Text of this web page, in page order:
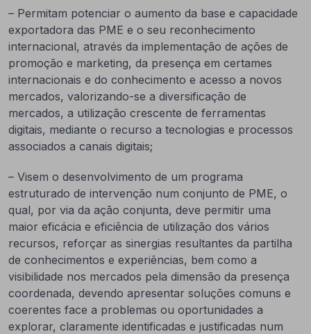
– Permitam potenciar o aumento da base e capacidade
exportadora das PME e o seu reconhecimento
internacional, através da implementação de ações de
promoção e marketing, da presença em certames
internacionais e do conhecimento e acesso a novos
mercados, valorizando-se a diversificação de
mercados, a utilização crescente de ferramentas
digitais, mediante o recurso a tecnologias e processos
associados a canais digitais;
– Visem o desenvolvimento de um programa
estruturado de intervenção num conjunto de PME, o
qual, por via da ação conjunta, deve permitir uma
maior eficácia e eficiência de utilização dos vários
recursos, reforçar as sinergias resultantes da partilha
de conhecimentos e experiências, bem como a
visibilidade nos mercados pela dimensão da presença
coordenada, devendo apresentar soluções comuns e
coerentes face a problemas ou oportunidades a
explorar, claramente identificadas e justificadas num